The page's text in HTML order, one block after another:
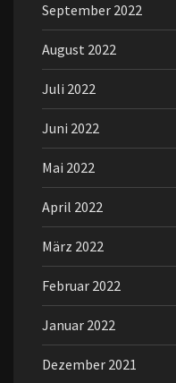
September 2022
August 2022
Juli 2022
Juni 2022
Mai 2022
April 2022
März 2022
Februar 2022
Januar 2022
Dezember 2021